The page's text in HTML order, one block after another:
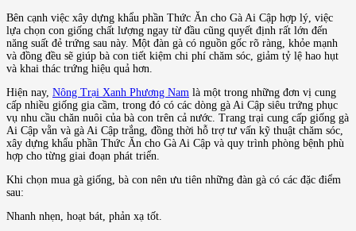
Bên cạnh việc xây dựng khẩu phần Thức Ăn cho Gà Ai Cập hợp lý, việc
lựa chọn con giống chất lượng ngay từ đầu cũng quyết định rất lớn đến
năng suất đẻ trứng sau này. Một đàn gà có nguồn gốc rõ ràng, khỏe mạnh
và đồng đều sẽ giúp bà con tiết kiệm chi phí chăm sóc, giảm tỷ lệ hao hụt
và khai thác trứng hiệu quả hơn.
Hiện nay, Nông Trại Xanh Phương Nam là một trong những đơn vị cung
cấp nhiều giống gia cầm, trong đó có các dòng gà Ai Cập siêu trứng phục
vụ nhu cầu chăn nuôi của bà con trên cả nước. Trang trại cung cấp giống gà
Ai Cập vằn và gà Ai Cập trắng, đồng thời hỗ trợ tư vấn kỹ thuật chăm sóc,
xây dựng khẩu phần Thức Ăn cho Gà Ai Cập và quy trình phòng bệnh phù
hợp cho từng giai đoạn phát triển.
Khi chọn mua gà giống, bà con nên ưu tiên những đàn gà có các đặc điểm
sau:
Nhanh nhẹn, hoạt bát, phản xạ tốt.